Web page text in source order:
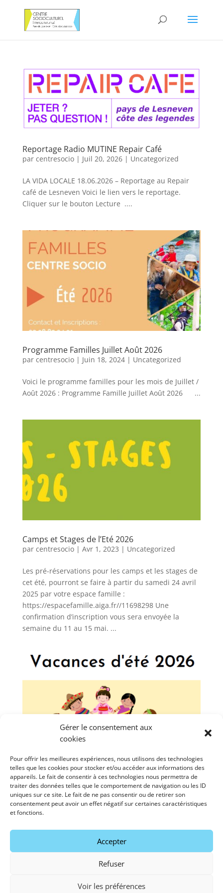
Gérer le consentement aux
cookies
Pour offrir les meilleures expériences, nous utilisons des technologies
telles que les cookies pour stocker et/ou accéder aux informations des
appareils. Le fait de consentir à ces technologies nous permettra de
traiter des données telles que le comportement de navigation ou les ID
uniques sur ce site. Le fait de ne pas consentir ou de retirer son
consentement peut avoir un effet négatif sur certaines caractéristiques
et fonctions.
Accepter
Refuser
Voir les préférences
Reportage Radio MUTINE Repair Café
par centresocio| Juil 20, 2026| Uncategorized
LA VIDA LOCALE 18.06.2026 – Reportage au Repair
café de Lesneven Voici le lien vers le reportage.
Cliquer sur le bouton Lecture ....
Programme Familles Juillet Août 2026
par centresocio| Juin 18, 2024| Uncategorized
Voici le programme familles pour les mois de Juillet /
Août 2026 : Programme Famille Juillet Août 2026 ...
Camps et Stages de l’Eté 2026
par centresocio| Avr 1, 2023 | Uncategorized
Les pré-réservations pour les camps et les stages de
cet été, pourront se faire à partir du samedi 24 avril
2025 par votre espace famille :
https://espacefamille.aiga.fr//11698298 Une
confirmation d’inscription vous sera envoyée la
semaine du 11 au 15 mai. ...
Programmes ETE 2026 ALSH / Pass’loisirs
parcentresocio| Jan 30, 2023|Uncategorized
Les programmes pour les vacances de l’été 2026
P’tits mousse été 2026 Pirates été 2026 Vikings été
2026 Loup de Mer été 2026 Corsaires été 2026 Club
Aventure été 2026 PASS’LOISIRS été 2026 ...